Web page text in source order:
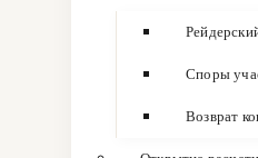
Споры
Возврат